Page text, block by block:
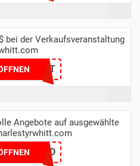
bei der Verkaufsveranstaltung
TEXTCT
Angebote auf ausgewählte
RAPID